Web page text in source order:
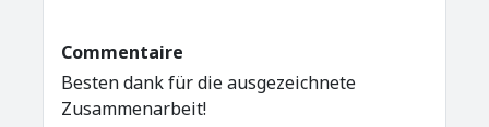
Commentaire
Besten dank für die ausgezeichnete
Zusammenarbeit!